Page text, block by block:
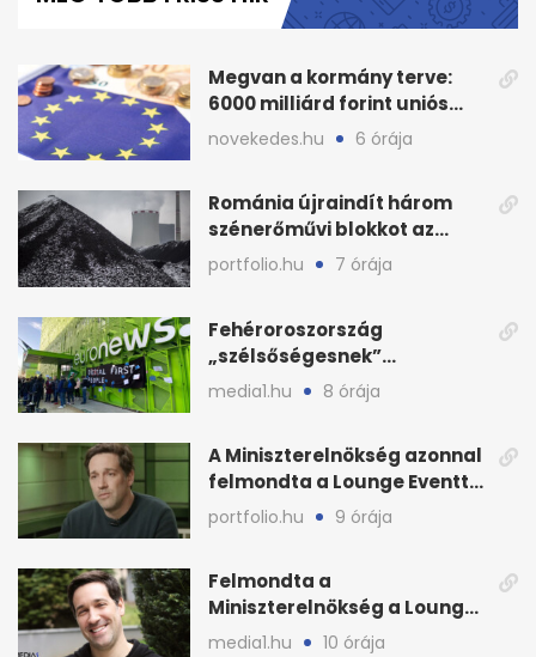
minute,
Megvan a kormány terve:
6000 milliárd forint uniós
pénz sorsa
novekedes.hu 6 órája
Románia újraindít három
szénerőművi blokkot az
áramellátás stabilizálására
portfolio.hu 7 órája
Fehéroroszország
„szélsőségesnek”
minősítette az Euronews
media1.hu 8 órája
A Miniszterelnökség azonnal
felmondta a Lounge Eventtel
kötött szerződést
portfolio.hu 9 órája
Felmondta a
Miniszterelnökség a Lounge
Event keretszerződését
media1.hu 10 órája